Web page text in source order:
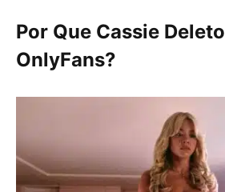
Por Que Cassie
OnlyFans?